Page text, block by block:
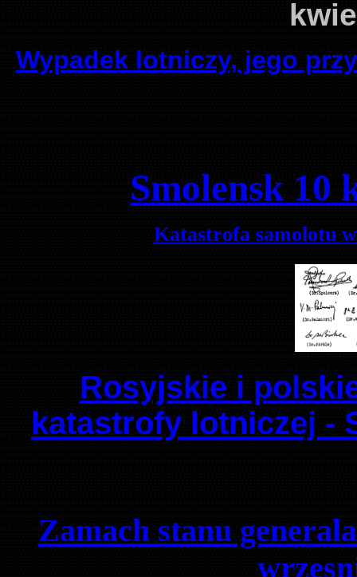
Wypadek lotniczy, jego
Smolensk 10
Katastrofa samolotu
Rosyjskie i
katastrofy lotniczej -
Zamach stanu